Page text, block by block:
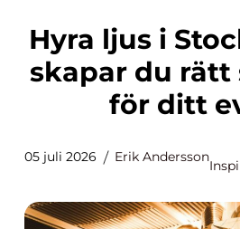
Hyra ljus i Stockholm: Så
skapar du rätt
för ditt
05 juli 2026 Erik Andersson